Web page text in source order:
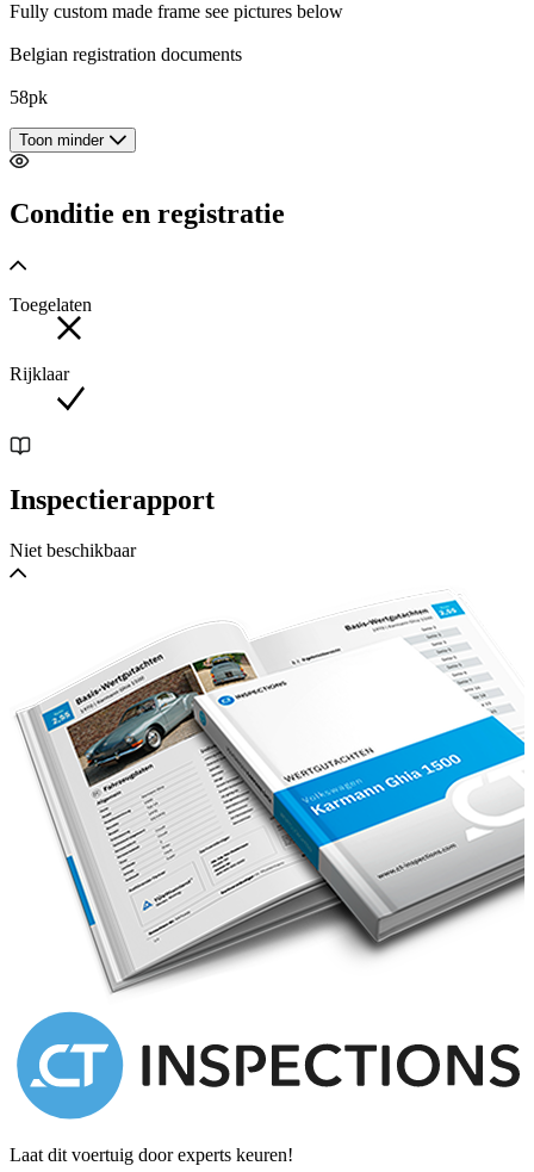
Fully custom made frame see pictures below
Belgian registration documents
58pk
Toon minder
Conditie en registratie
Toegelaten
Rijklaar
Inspectierapport
Niet beschikbaar
Laat dit voertuig door experts keuren!